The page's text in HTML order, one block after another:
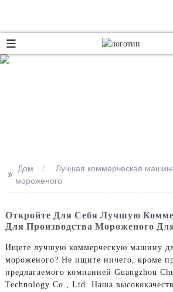
>> Дом
Лучшая коммерческая машина
мороженого
Откройте Для Себя Лучшую
Для Производства Мороженого
Ищете лучшую коммерческую машину
мороженого? Не ищите ничего, кроме
предлагаемого компанией Guangzhou
Technology Co., Ltd. Наша